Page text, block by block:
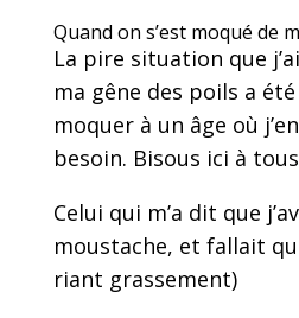
Quand on s’est moqué de
La pire situation que
ma gêne des poils a
moquer à un âge où
besoin. Bisous ici à
Celui qui m’a dit que
moustache, et fallait
riant grassement)